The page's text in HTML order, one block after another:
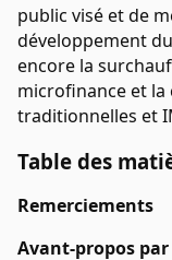
public visé et de
développement
encore la
microfinance et
traditionnelles et
Table des
Remerciements
Avant-propos